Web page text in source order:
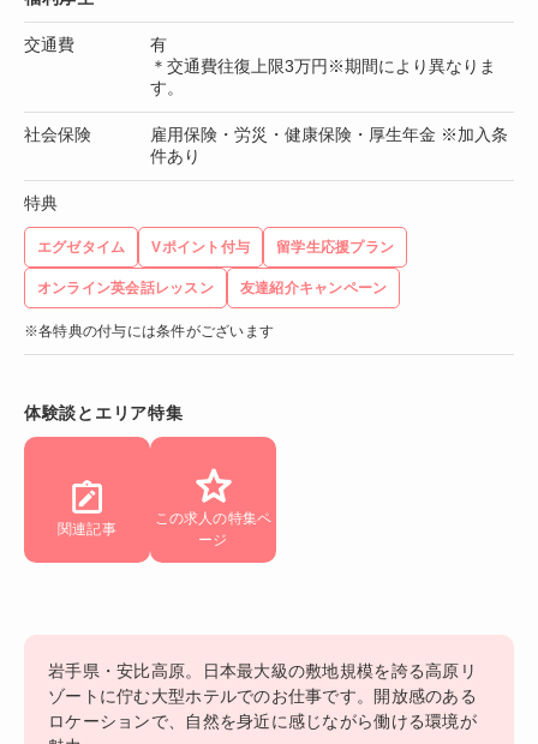
交通費
有
＊交通費往復上限3万円※期間により異なりま
す。
社会保険
雇用保険・労災・健康保険・厚生年金 ※加入条
件あり
特典
エグゼタイム Vポイント付与 留学生応援プラン
オンライン英会話レッスン 友達紹介キャンペーン
※各特典の付与には条件がございます
体験談とエリア特集
関連記事
この求人の特集ペ
ージ
岩手県・安比高原。日本最大級の敷地規模を誇る高原リ
ゾートに佇む大型ホテルでのお仕事です。開放感のある
ロケーションで、自然を身近に感じながら働ける環境が